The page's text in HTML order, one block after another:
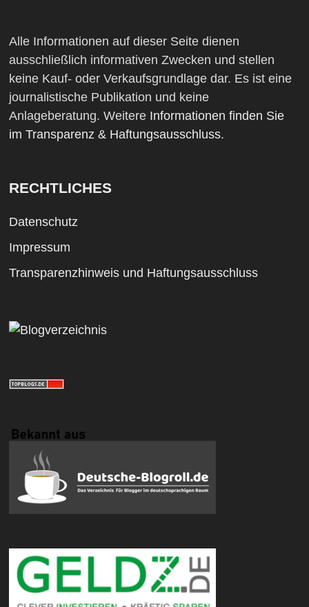
Alle Informationen auf dieser Seite dienen
ausschließlich informativen Zwecken und stellen
keine Kauf- oder Verkaufsgrundlage dar. Es ist eine
journalistische Publikation und keine
Anlageberatung. Weitere Informationen finden Sie
im Transparenz & Haftungsausschluss.
RECHTLICHES
Datenschutz
Impressum
Transparenzhinweis und Haftungsausschluss